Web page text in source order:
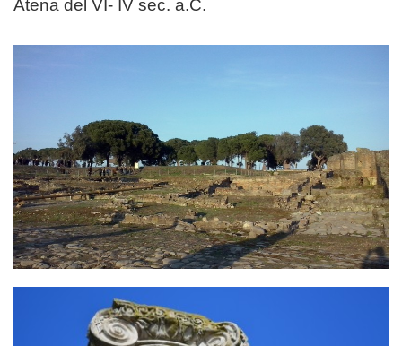
Atena del VI- IV sec. a.C.